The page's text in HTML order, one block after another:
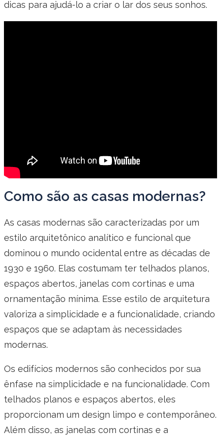
dicas para ajudá-lo a criar o lar dos seus sonhos.
Como são as casas modernas?
As casas modernas são caracterizadas por um
estilo arquitetônico analítico e funcional que
dominou o mundo ocidental entre as décadas de
1930 e 1960. Elas costumam ter telhados planos,
espaços abertos, janelas com cortinas e uma
ornamentação mínima. Esse estilo de arquitetura
valoriza a simplicidade e a funcionalidade, criando
espaços que se adaptam às necessidades
modernas.
Os edifícios modernos são conhecidos por sua
ênfase na simplicidade e na funcionalidade. Com
telhados planos e espaços abertos, eles
proporcionam um design limpo e contemporâneo.
Além disso, as janelas com cortinas e a